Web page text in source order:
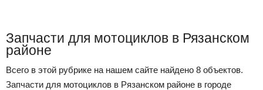
Запчасти для мотоциклов в Рязанском
районе
Всего в этой рубрике на нашем сайте найдено 8 объектов.
Запчасти для мотоциклов в Рязанском районе в городе